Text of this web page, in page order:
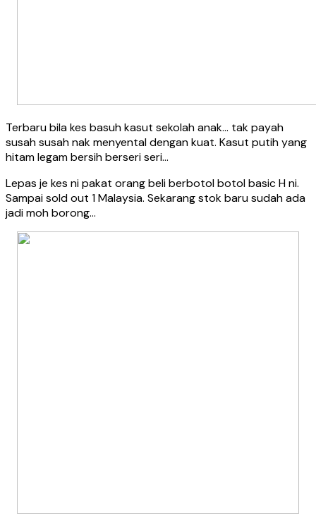
Terbaru bila kes basuh kasut sekolah anak… tak payah
susah susah nak menyental dengan kuat. Kasut putih yang
hitam legam bersih berseri seri…
Lepas je kes ni pakat orang beli berbotol botol basic H ni.
Sampai sold out 1 Malaysia. Sekarang stok baru sudah ada
jadi moh borong…